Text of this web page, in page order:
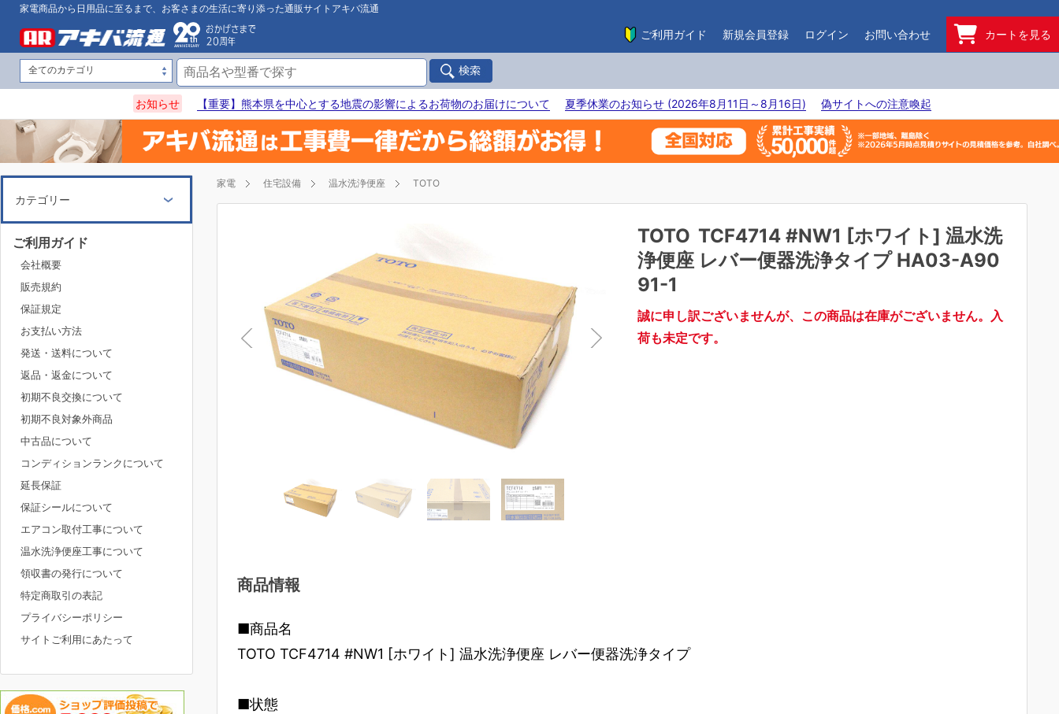
家電商品から日用品に至るまで、お客さまの生活に寄り添った通販サイトアキバ流通
ご利用ガイド 新規会員登録 ログイン お問い合わせ カートを見る
お知らせ 【重要】熊本県を中心とする地震の影響によるお荷物のお届けについて 夏季休業のお知らせ (2026年8月11日～8月16日) 偽サイトへの注意喚起
家電 住宅設備 温水洗浄便座 TOTO
TOTO TCF4714 #NW1 [ホワイト] 温水洗
浄便座 レバー便器洗浄タイプ HA03-A90
91-1
誠に申し訳ございませんが、この商品は在庫がございません。入
荷も未定です。
商品情報
■商品名
TOTO TCF4714 #NW1 [ホワイト] 温水洗浄便座 レバー便器洗浄タイプ
■状態
カテゴリー
ご利用ガイド
会社概要
販売規約
保証規定
お支払い方法
発送・送料について
返品・返金について
初期不良交換について
初期不良対象外商品
中古品について
コンディションランクについて
延長保証
保証シールについて
エアコン取付工事について
温水洗浄便座工事について
領収書の発行について
特定商取引の表記
プライバシーポリシー
サイトご利用にあたって